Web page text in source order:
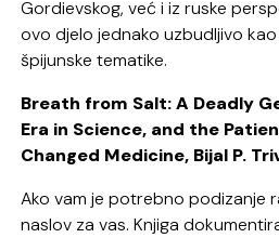
Gordievskog, već i iz ruske
ovo djelo jednako uzbudljivo
špijunske tematike.
Breath from Salt: A Deadly
Era in Science, and the
Changed Medicine, Bijal P.
Ako vam je potrebno podizanje
naslov za vas. Knjiga